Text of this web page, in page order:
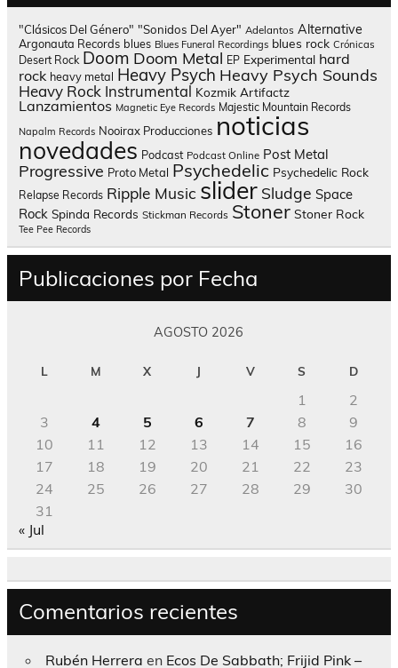
"Clásicos Del Género" "Sonidos Del Ayer" Adelantos Alternative
Argonauta Records blues Blues Funeral Recordings blues rock Crónicas
Desert Rock Doom Doom Metal EP Experimental hard
rock heavy metal Heavy Psych Heavy Psych Sounds
Heavy Rock Instrumental Kozmik Artifactz
Lanzamientos Magnetic Eye Records Majestic Mountain Records
Napalm Records Nooirax Producciones noticias
novedades Podcast Podcast Online Post Metal
Progressive Proto Metal Psychedelic Psychedelic Rock
Relapse Records Ripple Music slider Sludge Space
Rock Spinda Records Stickman Records Stoner Stoner Rock
Tee Pee Records
Publicaciones por Fecha
AGOSTO 2026
L M X J V S D
1
2
3
4 5 6 7 8
9
10
11 12 13 14 15
16
17
18 19 20 21 22
23
24
25 26 27 28 29
30
31
« Jul
Comentarios recientes
Rubén Herrera en Ecos De Sabbath; Frijid Pink –